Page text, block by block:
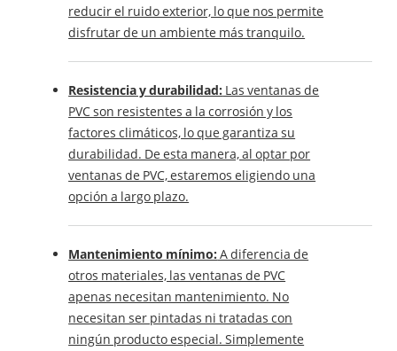
reducir el ruido exterior, lo que nos permite
disfrutar de un ambiente más tranquilo.
Resistencia y durabilidad: Las ventanas de
PVC son resistentes a la corrosión y los
factores climáticos, lo que garantiza su
durabilidad. De esta manera, al optar por
ventanas de PVC, estaremos eligiendo una
opción a largo plazo.
Mantenimiento mínimo: A diferencia de
otros materiales, las ventanas de PVC
apenas necesitan mantenimiento. No
necesitan ser pintadas ni tratadas con
ningún producto especial. Simplemente